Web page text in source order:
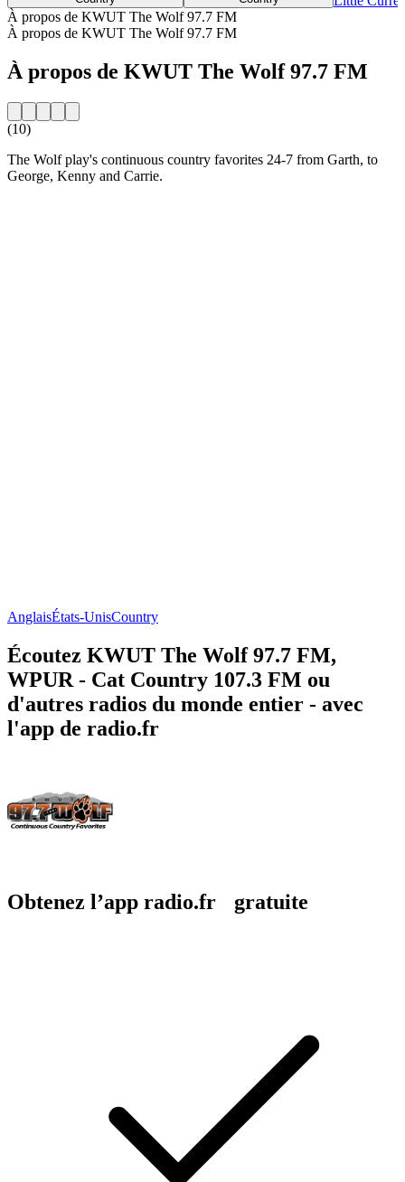
À propos de KWUT The Wolf 97.7 FM
À propos de KWUT The Wolf 97.7 FM
À propos de KWUT The Wolf 97.7 FM
(10)
The Wolf play's continuous country favorites 24-7 from Garth, to
George, Kenny and Carrie.
AnglaisÉtats-UnisCountry
Écoutez KWUT The Wolf 97.7 FM,
WPUR - Cat Country 107.3 FM ou
d'autres radios du monde entier - avec
l'app de radio.fr
Obtenez l’app radio.fr gratuite